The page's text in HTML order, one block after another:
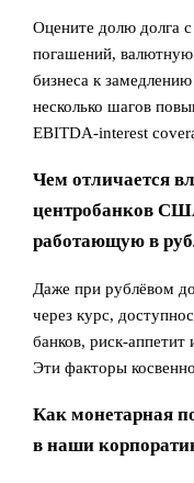
Оцените долю долга
погашений, валютную
бизнеса к
несколько шагов
EBITDA‑interest
Чем отличается
центробанков
работающую в
Даже при рублёвом
через курс,
банков,
Эти факторы
Как монетарная
в наши